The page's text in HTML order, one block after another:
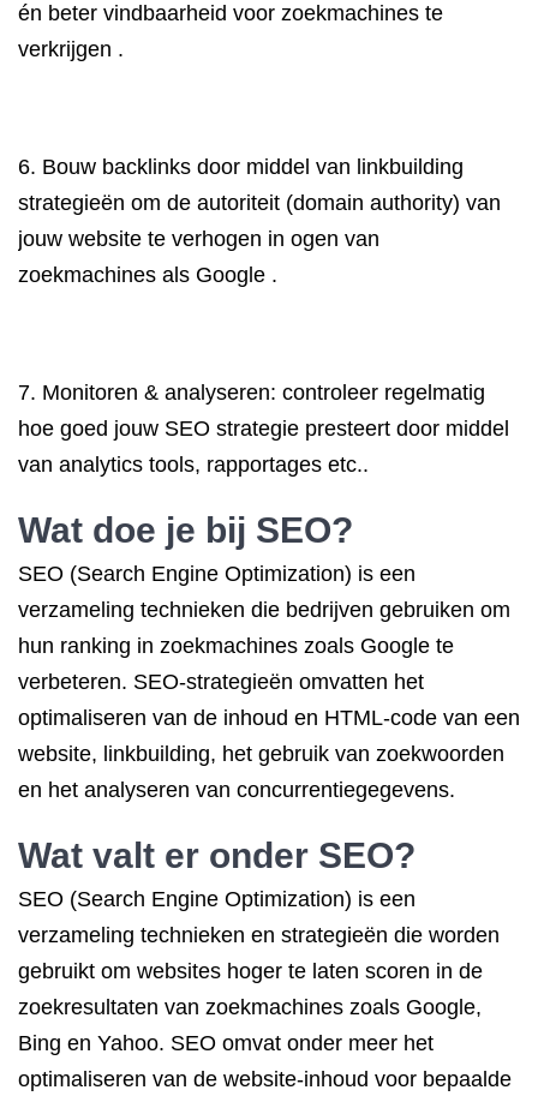
én beter vindbaarheid voor zoekmachines te
verkrijgen .
6. Bouw backlinks door middel van linkbuilding
strategieën om de autoriteit (domain authority) van
jouw website te verhogen in ogen van
zoekmachines als Google .
7. Monitoren & analyseren: controleer regelmatig
hoe goed jouw SEO strategie presteert door middel
van analytics tools, rapportages etc..
Wat doe je bij SEO?
SEO (Search Engine Optimization) is een
verzameling technieken die bedrijven gebruiken om
hun ranking in zoekmachines zoals Google te
verbeteren. SEO-strategieën omvatten het
optimaliseren van de inhoud en HTML-code van een
website, linkbuilding, het gebruik van zoekwoorden
en het analyseren van concurrentiegegevens.
Wat valt er onder SEO?
SEO (Search Engine Optimization) is een
verzameling technieken en strategieën die worden
gebruikt om websites hoger te laten scoren in de
zoekresultaten van zoekmachines zoals Google,
Bing en Yahoo. SEO omvat onder meer het
optimaliseren van de website-inhoud voor bepaalde